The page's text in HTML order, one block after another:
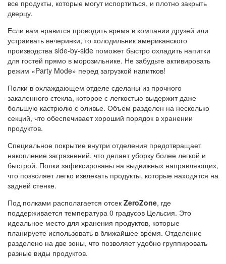
все продукты, которые могут испортиться, и плотно закрыть
дверцу.
Если вам нравится проводить время в компании друзей или
устраивать вечеринки, то холодильник американского
производства side-by-side поможет быстро охладить напитки
для гостей прямо в морозильнике. Не забудьте активировать
режим «Party Mode» перед загрузкой напитков!
Полки в охлаждающем отделе сделаны из прочного
закаленного стекла, которое с легкостью выдержит даже
большую кастрюлю с оливье. Объем разделен на несколько
секций, что обеспечивает хороший порядок в хранении
продуктов.
Специальное покрытие внутри отделения предотвращает
накопление загрязнений, что делает уборку более легкой и
быстрой. Полки зафиксированы на выдвижных направляющих,
что позволяет легко извлекать продукты, которые находятся на
задней стенке.
Под полками располагается отсек ZeroZone, где
поддерживается температура 0 градусов Цельсия. Это
идеальное место для хранения продуктов, которые
планируете использовать в ближайшее время. Отделение
разделено на две зоны, что позволяет удобно группировать
разные виды продуктов.